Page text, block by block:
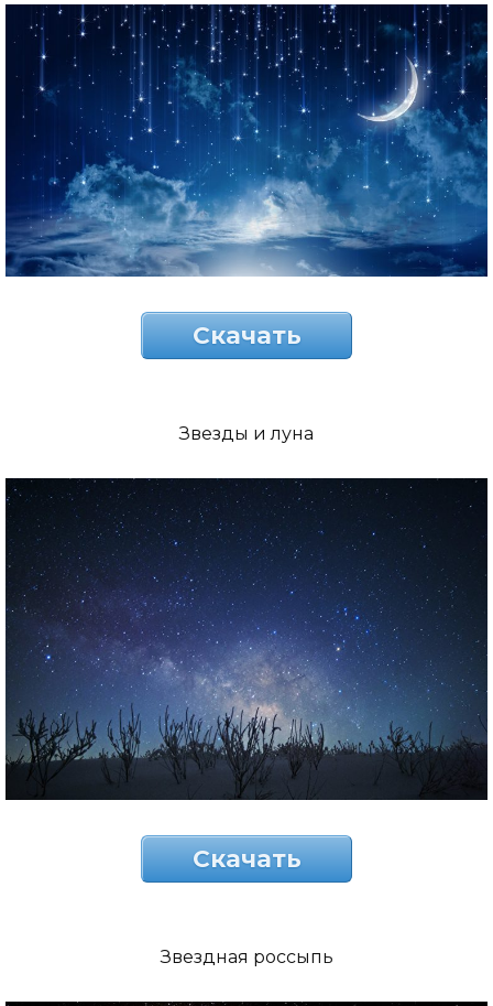
Скачать
Звезды и луна
Скачать
Звездная россыпь